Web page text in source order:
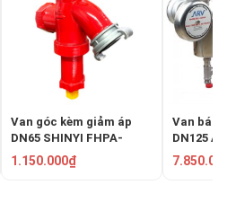
Van góc kèm giảm áp
DN65 SHINYI FHPA-
0065-16
1.150.000₫
Van báo
DN125